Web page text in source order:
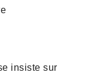
insiste sur